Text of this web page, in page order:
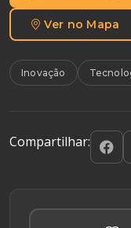
Ver no Mapa
Inovação
Compartilhar: